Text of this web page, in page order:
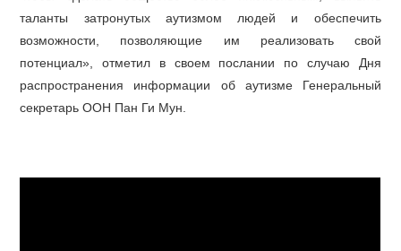
таланты затронутых аутизмом людей и обеспечить
возможности, позволяющие им реализовать свой
потенциал», отметил в своем послании по случаю Дня
распространения информации об аутизме Генеральный
секретарь ООН Пан Ги Мун.